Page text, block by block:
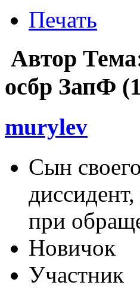
Печать
Автор
осбр ЗапФ
murylev
Сын
при
Новичок
Участник